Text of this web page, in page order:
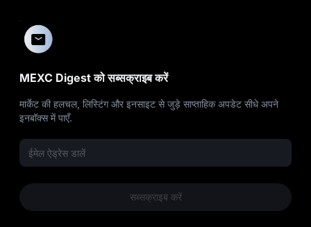
MEXC Digest को सब्सक्राइब करें
मार्केट की हलचल, लिस्टिंग और इनसाइट से जुड़े साप्ताहिक अपडेट सीधे अपने
इनबॉक्स में पाएँ.
सब्सक्राइब करें